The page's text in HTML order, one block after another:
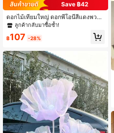
Save ฿42
ดอกไม้เทียมใหญ่ ดอกพีโอนีสีแดงพวง
และ ดอกพีโอนีจำลอง ดอกไม้ทำมือ ตก
แต่งบ้าน พิธีแต่งงาน เวทีถ่ายภาพ ตกแ
ต่งหน้าต่าง
ลูกค้ากลับมาซื้อซ้ำ!
฿107 -28%